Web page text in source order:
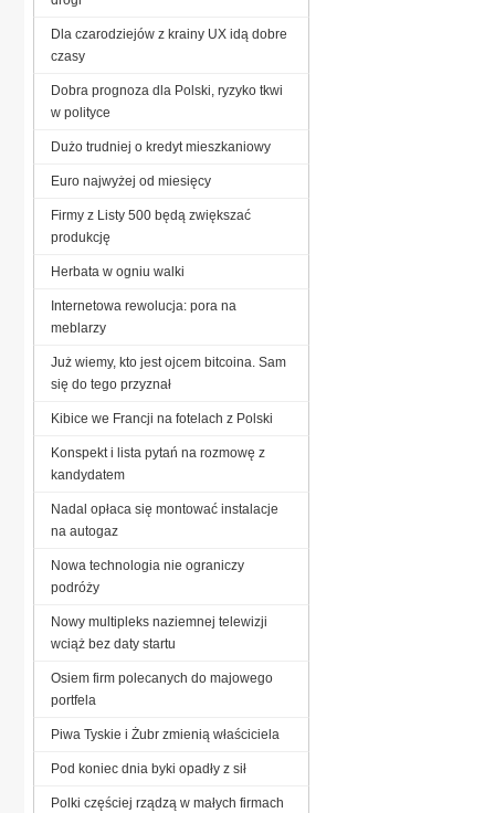
Dla czarodziejów z krainy UX idą dobre
czasy
Dobra prognoza dla Polski, ryzyko tkwi
w polityce
Dużo trudniej o kredyt mieszkaniowy
Euro najwyżej od miesięcy
Firmy z Listy 500 będą zwiększać
produkcję
Herbata w ogniu walki
Internetowa rewolucja: pora na
meblarzy
Już wiemy, kto jest ojcem bitcoina. Sam
się do tego przyznał
Kibice we Francji na fotelach z Polski
Konspekt i lista pytań na rozmowę z
kandydatem
Nadal opłaca się montować instalacje
na autogaz
Nowa technologia nie ograniczy
podróży
Nowy multipleks naziemnej telewizji
wciąż bez daty startu
Osiem firm polecanych do majowego
portfela
Piwa Tyskie i Żubr zmienią właściciela
Pod koniec dnia byki opadły z sił
Polki częściej rządzą w małych firmach